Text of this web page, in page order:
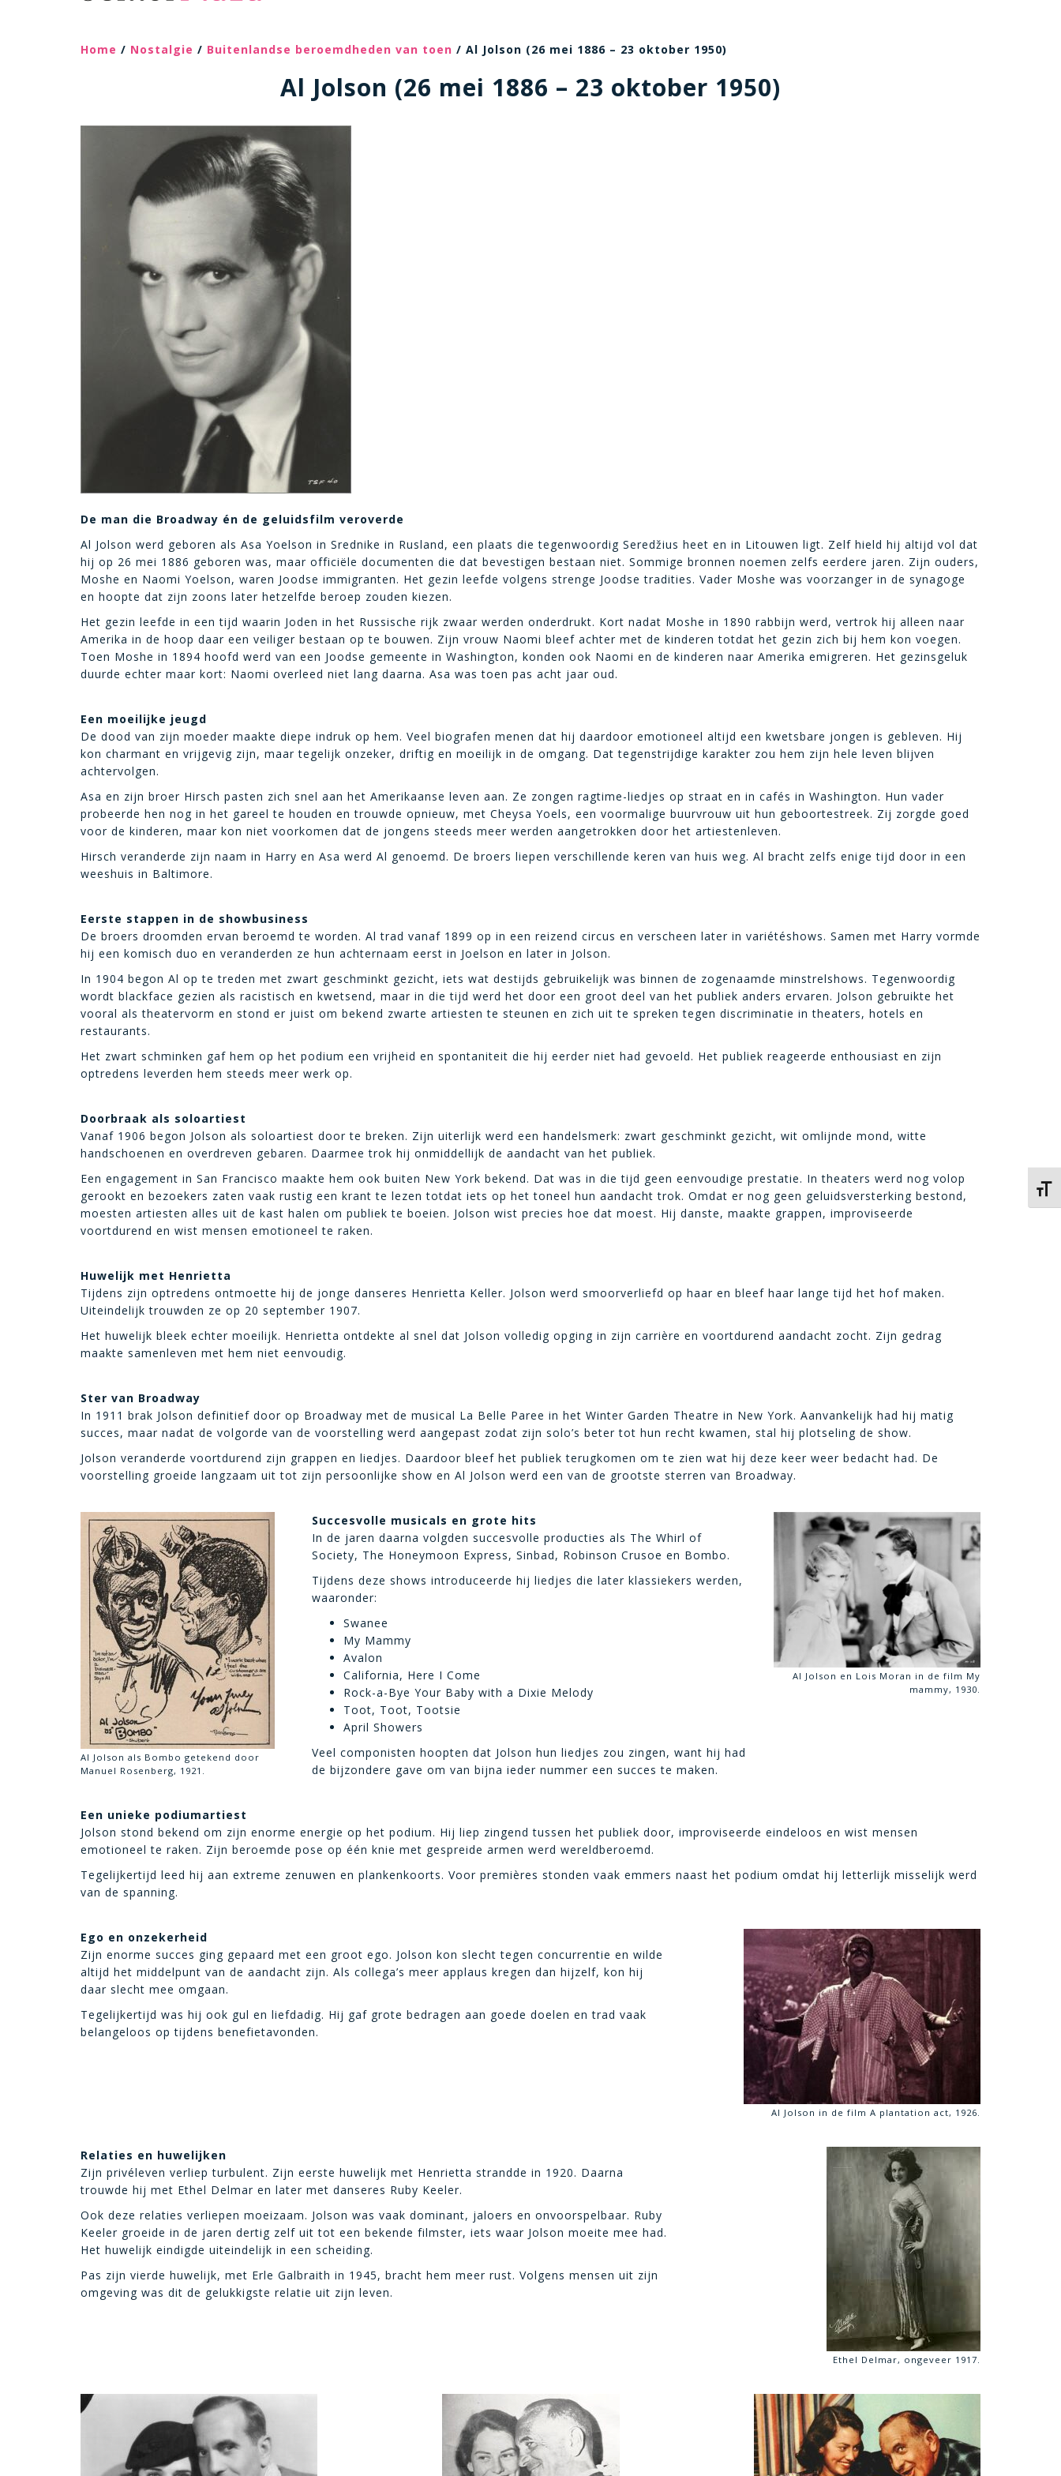
Home / Nostalgie / Buitenlandse beroemdheden van toen / Al Jolson (26 mei 1886 – 23 oktober 1950)
Al Jolson (26 mei 1886 – 23 oktober 1950)
De man die Broadway én de geluidsfilm veroverde
Al Jolson werd geboren als Asa Yoelson in Srednike in Rusland, een plaats die tegenwoordig Seredžius heet en in Litouwen ligt. Zelf hield hij altijd vol dat
hij op 26 mei 1886 geboren was, maar officiële documenten die dat bevestigen bestaan niet. Sommige bronnen noemen zelfs eerdere jaren. Zijn ouders,
Moshe en Naomi Yoelson, waren Joodse immigranten. Het gezin leefde volgens strenge Joodse tradities. Vader Moshe was voorzanger in de synagoge
en hoopte dat zijn zoons later hetzelfde beroep zouden kiezen.
Het gezin leefde in een tijd waarin Joden in het Russische rijk zwaar werden onderdrukt. Kort nadat Moshe in 1890 rabbijn werd, vertrok hij alleen naar
Amerika in de hoop daar een veiliger bestaan op te bouwen. Zijn vrouw Naomi bleef achter met de kinderen totdat het gezin zich bij hem kon voegen.
Toen Moshe in 1894 hoofd werd van een Joodse gemeente in Washington, konden ook Naomi en de kinderen naar Amerika emigreren. Het gezinsgeluk
duurde echter maar kort: Naomi overleed niet lang daarna. Asa was toen pas acht jaar oud.
Een moeilijke jeugd
De dood van zijn moeder maakte diepe indruk op hem. Veel biografen menen dat hij daardoor emotioneel altijd een kwetsbare jongen is gebleven. Hij
kon charmant en vrijgevig zijn, maar tegelijk onzeker, driftig en moeilijk in de omgang. Dat tegenstrijdige karakter zou hem zijn hele leven blijven
achtervolgen.
Asa en zijn broer Hirsch pasten zich snel aan het Amerikaanse leven aan. Ze zongen ragtime-liedjes op straat en in cafés in Washington. Hun vader
probeerde hen nog in het gareel te houden en trouwde opnieuw, met Cheysa Yoels, een voormalige buurvrouw uit hun geboortestreek. Zij zorgde goed
voor de kinderen, maar kon niet voorkomen dat de jongens steeds meer werden aangetrokken door het artiestenleven.
Hirsch veranderde zijn naam in Harry en Asa werd Al genoemd. De broers liepen verschillende keren van huis weg. Al bracht zelfs enige tijd door in een
weeshuis in Baltimore.
Eerste stappen in de showbusiness
De broers droomden ervan beroemd te worden. Al trad vanaf 1899 op in een reizend circus en verscheen later in variétéshows. Samen met Harry vormde
hij een komisch duo en veranderden ze hun achternaam eerst in Joelson en later in Jolson.
In 1904 begon Al op te treden met zwart geschminkt gezicht, iets wat destijds gebruikelijk was binnen de zogenaamde minstrelshows. Tegenwoordig
wordt blackface gezien als racistisch en kwetsend, maar in die tijd werd het door een groot deel van het publiek anders ervaren. Jolson gebruikte het
vooral als theatervorm en stond er juist om bekend zwarte artiesten te steunen en zich uit te spreken tegen discriminatie in theaters, hotels en
restaurants.
Het zwart schminken gaf hem op het podium een vrijheid en spontaniteit die hij eerder niet had gevoeld. Het publiek reageerde enthousiast en zijn
optredens leverden hem steeds meer werk op.
Doorbraak als soloartiest
Vanaf 1906 begon Jolson als soloartiest door te breken. Zijn uiterlijk werd een handelsmerk: zwart geschminkt gezicht, wit omlijnde mond, witte
handschoenen en overdreven gebaren. Daarmee trok hij onmiddellijk de aandacht van het publiek.
Een engagement in San Francisco maakte hem ook buiten New York bekend. Dat was in die tijd geen eenvoudige prestatie. In theaters werd nog volop
gerookt en bezoekers zaten vaak rustig een krant te lezen totdat iets op het toneel hun aandacht trok. Omdat er nog geen geluidsversterking bestond,
moesten artiesten alles uit de kast halen om publiek te boeien. Jolson wist precies hoe dat moest. Hij danste, maakte grappen, improviseerde
voortdurend en wist mensen emotioneel te raken.
Huwelijk met Henrietta
Tijdens zijn optredens ontmoette hij de jonge danseres Henrietta Keller. Jolson werd smoorverliefd op haar en bleef haar lange tijd het hof maken.
Uiteindelijk trouwden ze op 20 september 1907.
Het huwelijk bleek echter moeilijk. Henrietta ontdekte al snel dat Jolson volledig opging in zijn carrière en voortdurend aandacht zocht. Zijn gedrag
maakte samenleven met hem niet eenvoudig.
Ster van Broadway
In 1911 brak Jolson definitief door op Broadway met de musical La Belle Paree in het Winter Garden Theatre in New York. Aanvankelijk had hij matig
succes, maar nadat de volgorde van de voorstelling werd aangepast zodat zijn solo’s beter tot hun recht kwamen, stal hij plotseling de show.
Jolson veranderde voortdurend zijn grappen en liedjes. Daardoor bleef het publiek terugkomen om te zien wat hij deze keer weer bedacht had. De
voorstelling groeide langzaam uit tot zijn persoonlijke show en Al Jolson werd een van de grootste sterren van Broadway.
Al Jolson als Bombo getekend door
Manuel Rosenberg, 1921.
Succesvolle musicals en grote hits
In de jaren daarna volgden succesvolle producties als The Whirl of
Society, The Honeymoon Express, Sinbad, Robinson Crusoe en Bombo.
Tijdens deze shows introduceerde hij liedjes die later klassiekers werden,
waaronder:
Swanee
My Mammy
Avalon
California, Here I Come
Rock-a-Bye Your Baby with a Dixie Melody
Toot, Toot, Tootsie
April Showers
Veel componisten hoopten dat Jolson hun liedjes zou zingen, want hij had
de bijzondere gave om van bijna ieder nummer een succes te maken.
Al Jolson en Lois Moran in de film My
mammy, 1930.
Een unieke podiumartiest
Jolson stond bekend om zijn enorme energie op het podium. Hij liep zingend tussen het publiek door, improviseerde eindeloos en wist mensen
emotioneel te raken. Zijn beroemde pose op één knie met gespreide armen werd wereldberoemd.
Tegelijkertijd leed hij aan extreme zenuwen en plankenkoorts. Voor premières stonden vaak emmers naast het podium omdat hij letterlijk misselijk werd
van de spanning.
Ego en onzekerheid
Zijn enorme succes ging gepaard met een groot ego. Jolson kon slecht tegen concurrentie en wilde
altijd het middelpunt van de aandacht zijn. Als collega’s meer applaus kregen dan hijzelf, kon hij
daar slecht mee omgaan.
Tegelijkertijd was hij ook gul en liefdadig. Hij gaf grote bedragen aan goede doelen en trad vaak
belangeloos op tijdens benefietavonden.
Al Jolson in de film A plantation act, 1926.
Relaties en huwelijken
Zijn privéleven verliep turbulent. Zijn eerste huwelijk met Henrietta strandde in 1920. Daarna
trouwde hij met Ethel Delmar en later met danseres Ruby Keeler.
Ook deze relaties verliepen moeizaam. Jolson was vaak dominant, jaloers en onvoorspelbaar. Ruby
Keeler groeide in de jaren dertig zelf uit tot een bekende filmster, iets waar Jolson moeite mee had.
Het huwelijk eindigde uiteindelijk in een scheiding.
Pas zijn vierde huwelijk, met Erle Galbraith in 1945, bracht hem meer rust. Volgens mensen uit zijn
omgeving was dit de gelukkigste relatie uit zijn leven.
Ethel Delmar, ongeveer 1917.